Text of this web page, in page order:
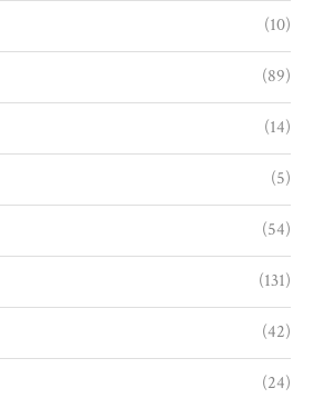
(10)
(89)
(14)
(5)
(54)
(131)
(42)
(24)